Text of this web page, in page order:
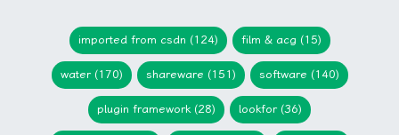
imported from csdn (124) film & acg (15)
water (170) shareware (151) software (140)
plugin framework (28) lookfor (36)